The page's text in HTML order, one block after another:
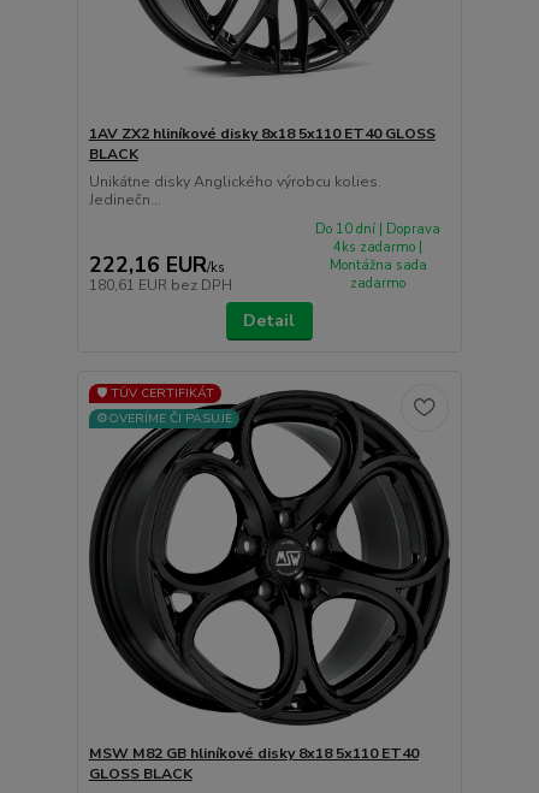
1AV ZX2 hliníkové disky 8x18 5x110 ET40 GLOSS
BLACK
Unikátne disky Anglického výrobcu kolies.
Jedinečn...
222,16 EUR/ks
180,61 EUR bez DPH
Do 10 dní | Doprava
4ks zadarmo |
Montážna sada
zadarmo
Detail
🛡️ TÜV CERTIFIKÁT
⚙️OVERÍME ČI PASUJE
MSW M82 GB hliníkové disky 8x18 5x110 ET40
GLOSS BLACK